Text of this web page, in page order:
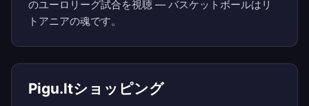
のユーロリーグ試合を視聴 — バスケットボールはリ
トアニアの魂です。
Pigu.ltショッピング